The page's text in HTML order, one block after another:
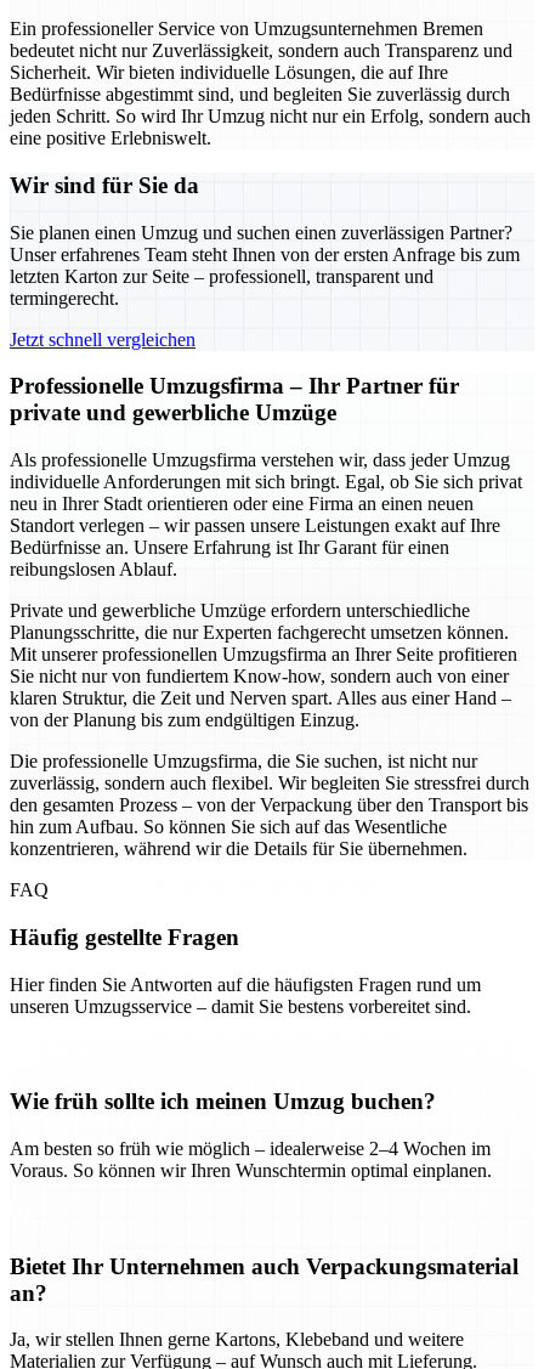
Ein professioneller Service von Umzugsunternehmen Bremen
bedeutet nicht nur Zuverlässigkeit, sondern auch Transparenz und
Sicherheit. Wir bieten individuelle Lösungen, die auf Ihre
Bedürfnisse abgestimmt sind, und begleiten Sie zuverlässig durch
jeden Schritt. So wird Ihr Umzug nicht nur ein Erfolg, sondern auch
eine positive Erlebniswelt.
Wir sind für Sie da
Sie planen einen Umzug und suchen einen zuverlässigen Partner?
Unser erfahrenes Team steht Ihnen von der ersten Anfrage bis zum
letzten Karton zur Seite – professionell, transparent und
termingerecht.
Jetzt schnell vergleichen
Professionelle Umzugsfirma – Ihr Partner für
private und gewerbliche Umzüge
Als professionelle Umzugsfirma verstehen wir, dass jeder Umzug
individuelle Anforderungen mit sich bringt. Egal, ob Sie sich privat
neu in Ihrer Stadt orientieren oder eine Firma an einen neuen
Standort verlegen – wir passen unsere Leistungen exakt auf Ihre
Bedürfnisse an. Unsere Erfahrung ist Ihr Garant für einen
reibungslosen Ablauf.
Private und gewerbliche Umzüge erfordern unterschiedliche
Planungsschritte, die nur Experten fachgerecht umsetzen können.
Mit unserer professionellen Umzugsfirma an Ihrer Seite profitieren
Sie nicht nur von fundiertem Know-how, sondern auch von einer
klaren Struktur, die Zeit und Nerven spart. Alles aus einer Hand –
von der Planung bis zum endgültigen Einzug.
Die professionelle Umzugsfirma, die Sie suchen, ist nicht nur
zuverlässig, sondern auch flexibel. Wir begleiten Sie stressfrei durch
den gesamten Prozess – von der Verpackung über den Transport bis
hin zum Aufbau. So können Sie sich auf das Wesentliche
konzentrieren, während wir die Details für Sie übernehmen.
FAQ
Häufig gestellte Fragen
Hier finden Sie Antworten auf die häufigsten Fragen rund um
unseren Umzugsservice – damit Sie bestens vorbereitet sind.
Wie früh sollte ich meinen Umzug buchen?
Am besten so früh wie möglich – idealerweise 2–4 Wochen im
Voraus. So können wir Ihren Wunschtermin optimal einplanen.
Bietet Ihr Unternehmen auch Verpackungsmaterial
an?
Ja, wir stellen Ihnen gerne Kartons, Klebeband und weitere
Materialien zur Verfügung – auf Wunsch auch mit Lieferung.